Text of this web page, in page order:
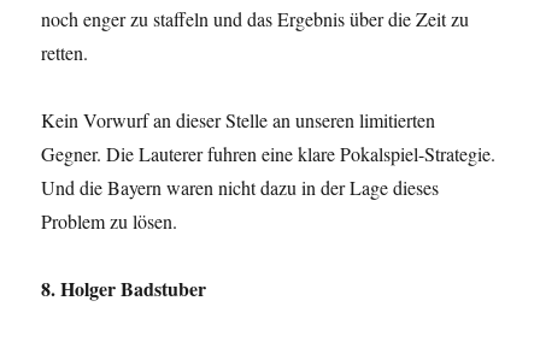
noch enger zu staffeln und das Ergebnis über die Zeit zu
retten.
Kein Vorwurf an dieser Stelle an unseren limitierten
Gegner. Die Lauterer fuhren eine klare Pokalspiel-Strategie.
Und die Bayern waren nicht dazu in der Lage dieses
Problem zu lösen.
8. Holger Badstuber